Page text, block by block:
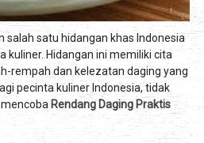
salah satu hidangan khas Indonesia
kuliner. Hidangan ini memiliki cita
rempah dan kelezatan daging yang
pecinta kuliner Indonesia, tidak
Rendang Daging Praktis